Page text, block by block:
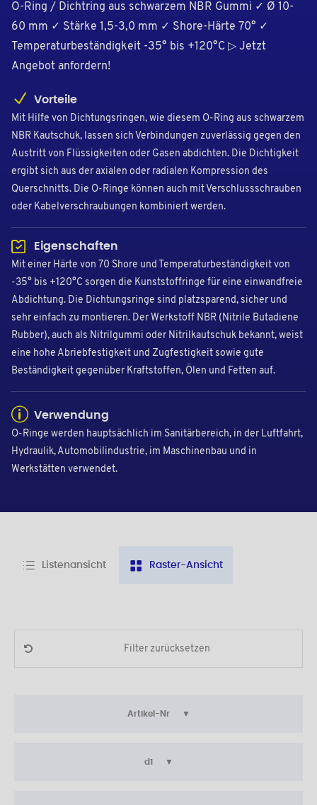
O-Ring / Dichtring aus schwarzem NBR Gummi ✓ Ø 10-
60 mm ✓ Stärke 1,5-3,0 mm ✓ Shore-Härte 70° ✓
Temperaturbeständigkeit -35° bis +120°C ▷ Jetzt
Angebot anfordern!
Vorteile
Mit Hilfe von Dichtungsringen, wie diesem O-Ring aus schwarzem
NBR Kautschuk, lassen sich Verbindungen zuverlässig gegen den
Austritt von Flüssigkeiten oder Gasen abdichten. Die Dichtigkeit
ergibt sich aus der axialen oder radialen Kompression des
Querschnitts. Die O-Ringe können auch mit Verschlussschrauben
oder Kabelverschraubungen kombiniert werden.
Eigenschaften
Mit einer Härte von 70 Shore und Temperaturbeständigkeit von
-35° bis +120°C sorgen die Kunststoffringe für eine einwandfreie
Abdichtung. Die Dichtungsringe sind platzsparend, sicher und
sehr einfach zu montieren. Der Werkstoff NBR (Nitrile Butadiene
Rubber), auch als Nitrilgummi oder Nitrilkautschuk bekannt, weist
eine hohe Abriebfestigkeit und Zugfestigkeit sowie gute
Beständigkeit gegenüber Kraftstoffen, Ölen und Fetten auf.
Verwendung
O-Ringe werden hauptsächlich im Sanitärbereich, in der Luftfahrt,
Hydraulik, Automobilindustrie, im Maschinenbau und in
Werkstätten verwendet.
Listenansicht Raster-Ansicht
Filter zurücksetzen
Artikel-Nr
d1